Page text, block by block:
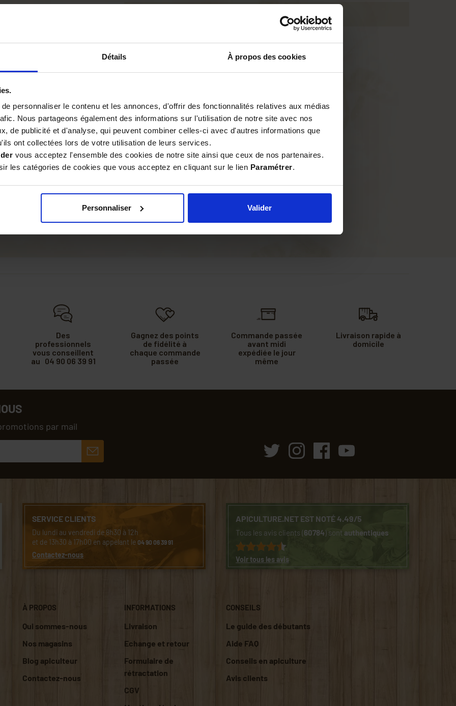
Détails À propos des cookies
personnaliser le contenu et les annonces, d'offrir des fonctionnalités relatives aux médias
Nous partageons également des informations sur l'utilisation de notre site avec nos
de publicité et d'analyse, qui peuvent combiner celles-ci avec d'autres informations que
ont collectées lors de votre utilisation de leurs services.
vous acceptez l'ensemble des cookies de notre site ainsi que ceux de nos partenaires.
les catégories de cookies que vous acceptez en cliquant sur le lien Paramétrer.
Personnaliser Valider
sonmanche long de 540
permettant une
de vie, même en usage
matériaux composites,
années d’utilisation
l’
elle permet de
et équipements
Des
professionnels
vous conseillent
au 04 90 06 39 91
Gagnez des points
de fidélité à
chaque commande
passée
Commande passée
avant midi
expédiée le jour
même
Livraison rapide à
domicile
par mail
SERVICE CLIENTS
Du lundi au vendredi de 8h30 à 12h
et de 13h30 à 17h00 en appelant le04 90 06 39 91
Contactez-nous
APICULTURE.NET EST NOTÉ 4.49/5
Tous les avis clients (60784) sont authentiques
Voir tous les avis
À PROPOS
Qui sommes-nous
Nos magasins
Blog apiculteur
Contactez-nous
INFORMATIONS
Livraison
Echange et retour
Formulaire de
rétractation
CGV
CONSEILS
Le guide des débutants
Aide FAQ
Conseils en apiculture
Avis clients